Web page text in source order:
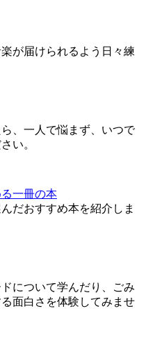
が届けられるよう日々練
、一人で悩まず、いつで
い。
一冊の本
だおすすめ本を紹介しま
について学んだり、ごみ
面白さを体験してみませ